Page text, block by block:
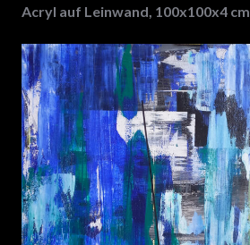
Acryl auf Leinwand, 100x100x4 cm